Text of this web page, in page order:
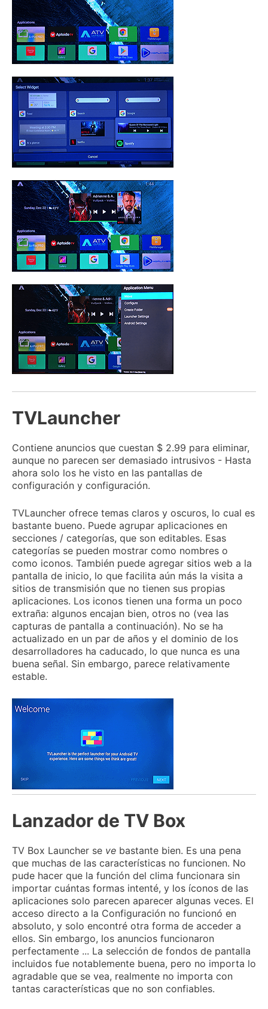
TVLauncher
Contiene anuncios que cuestan $ 2.99 para eliminar,
aunque no parecen ser demasiado intrusivos - Hasta
ahora solo los he visto en las pantallas de
configuración y configuración.
TVLauncher ofrece temas claros y oscuros, lo cual es
bastante bueno. Puede agrupar aplicaciones en
secciones / categorías, que son editables. Esas
categorías se pueden mostrar como nombres o
como iconos. También puede agregar sitios web a la
pantalla de inicio, lo que facilita aún más la visita a
sitios de transmisión que no tienen sus propias
aplicaciones. Los iconos tienen una forma un poco
extraña: algunos encajan bien, otros no (vea las
capturas de pantalla a continuación). No se ha
actualizado en un par de años y el dominio de los
desarrolladores ha caducado, lo que nunca es una
buena señal. Sin embargo, parece relativamente
estable.
Lanzador de TV Box
TV Box Launcher se ve bastante bien. Es una pena
que muchas de las características no funcionen. No
pude hacer que la función del clima funcionara sin
importar cuántas formas intenté, y los íconos de las
aplicaciones solo parecen aparecer algunas veces. El
acceso directo a la Configuración no funcionó en
absoluto, y solo encontré otra forma de acceder a
ellos. Sin embargo, los anuncios funcionaron
perfectamente ... La selección de fondos de pantalla
incluidos fue notablemente buena, pero no importa lo
agradable que se vea, realmente no importa con
tantas características que no son confiables.